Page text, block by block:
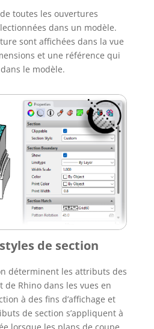
toutes les ouvertures
dans un modèle.
sont affichées dans la vue
et une référence qui
le modèle.
de section
déterminent les attributs des
de Rhino dans les vues en
à des fins d’affichage et
de section s’appliquent à